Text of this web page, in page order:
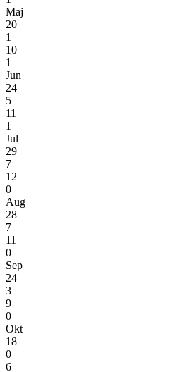
Maj
20
1
10
1
Jun
24
5
11
1
Jul
29
7
12
0
Aug
28
7
11
0
Sep
24
3
9
0
Okt
18
0
6